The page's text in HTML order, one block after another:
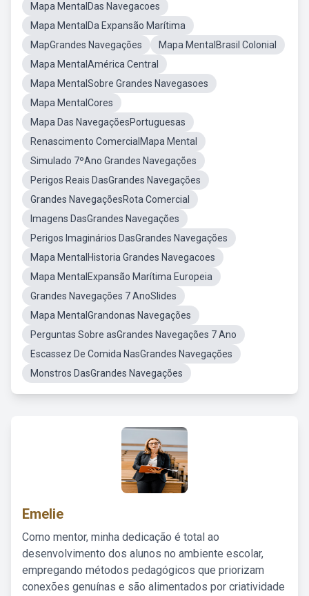
Mapa MentalDas Navegacoes
Mapa MentalDa Expansão Marítima
MapGrandes Navegações
Mapa MentalBrasil Colonial
Mapa MentalAmérica Central
Mapa MentalSobre Grandes Navegasoes
Mapa MentalCores
Mapa Das NavegaçõesPortuguesas
Renascimento ComercialMapa Mental
Simulado 7ºAno Grandes Navegações
Perigos Reais DasGrandes Navegações
Grandes NavegaçõesRota Comercial
Imagens DasGrandes Navegações
Perigos Imaginários DasGrandes Navegações
Mapa MentalHistoria Grandes Navegacoes
Mapa MentalExpansão Marítima Europeia
Grandes Navegações 7 AnoSlides
Mapa MentalGrandonas Navegações
Perguntas Sobre asGrandes Navegações 7 Ano
Escassez De Comida NasGrandes Navegações
Monstros DasGrandes Navegações
Emelie
Como mentor, minha dedicação é total ao
desenvolvimento dos alunos no ambiente escolar,
empregando métodos pedagógicos que priorizam
conexões genuínas e são alimentados por criatividade